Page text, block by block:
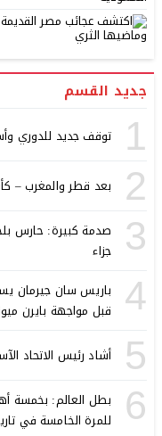
جديد القسم
1 توقف جديد للدوري
2 بعد قطر والمغرب – كأس
3
صدمة كبيرة: حارس
جزاء
4
باريس سان جيرمان
قبل مواجهة بايرن
5 أشاد رئيس الاتحاد
6
بطل العالم: بخمسة
للمرة الخامسة في